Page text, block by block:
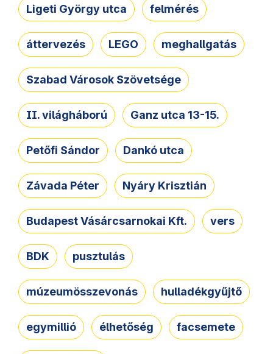
Ligeti György utca felmérés
áttervezés LEGO meghallgatás
Szabad Városok Szövetsége
II. világháború Ganz utca 13-15.
Petőfi Sándor Dankó utca
Závada Péter Nyáry Krisztián
Budapest Vásárcsarnokai Kft. vers
BDK pusztulás
múzeumösszevonás hulladékgyűjtő
egymillió élhetőség facsemete